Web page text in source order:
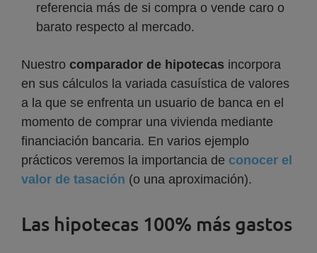
referencia más de si compra o vende caro o
barato respecto al mercado.
Nuestro comparador de hipotecas incorpora
en sus cálculos la variada casuística de valores
a la que se enfrenta un usuario de banca en el
momento de comprar una vivienda mediante
financiación bancaria. En varios ejemplo
prácticos veremos la importancia de conocer el
valor de tasación (o una aproximación).
Las hipotecas 100% más gastos